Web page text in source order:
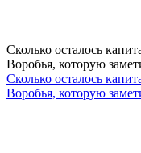
Сколько осталось
Воробья, которую
Сколько осталось
Воробья, которую